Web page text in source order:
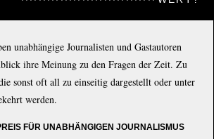
unabhängige Journalisten und Gastautoren
ihre Meinung zu den Fragen der Zeit. Zu
sonst oft all zu einseitig dargestellt oder unter
werden.
FÜR UNABHÄNGIGEN JOURNALISMUS